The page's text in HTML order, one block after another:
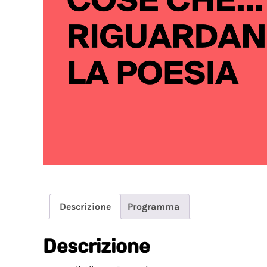
Descrizione Programma
Descrizione